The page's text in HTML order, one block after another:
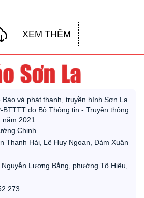
XEM THÊM
và phát thanh, truyền hình Sơn La
BTTTT do Bộ Thông tin - Truyền thông.
năm 2021.
Chinh.
Thanh Hải, Lê Huy Ngoan, Đàm Xuân
Lương Bằng, phường Tô Hiệu,
273